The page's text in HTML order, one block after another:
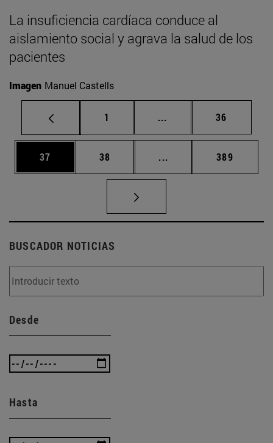
La insuficiencia cardíaca conduce al
aislamiento social y agrava la salud de los
pacientes
Imagen Manuel Castells
Página
1 ... Páginas intermedias
Página
36
Página
37 Página
38 ... Páginas intermedias
Página
389
BUSCADOR NOTICIAS
Desde
Hasta